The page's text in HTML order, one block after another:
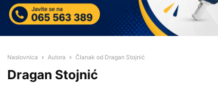
Naslovnica Autora Članak od Dragan Stojnić
Dragan Stojnić